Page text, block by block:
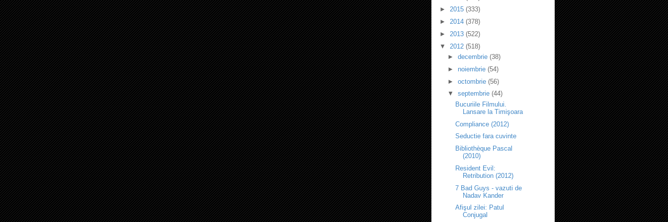
► 2015 (333)
► 2014 (378)
► 2013 (522)
▼ 2012 (518)
► decembrie (38)
► noiembrie (54)
► octombrie (56)
▼ septembrie (44)
Bucuriile Filmului.
Lansare la Timişoara
Compliance (2012)
Seductie fara cuvinte
Bibliothèque Pascal
(2010)
Resident Evil:
Retribution (2012)
7 Bad Guys - vazuti de
Nadav Kander
Afişul zilei: Patul
Conjugal